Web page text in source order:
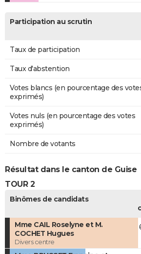
Participation au scrutin
Taux de participation
Taux d'abstention
Votes blancs (en pourcentage des
exprimés)
Votes nuls (en pourcentage des votes
exprimés)
Nombre de votants
Résultat dans le canton de Guise
TOUR 2
Binômes de candidats
Mme CAIL Roselyne et M.
COCHET Hugues
Divers centre